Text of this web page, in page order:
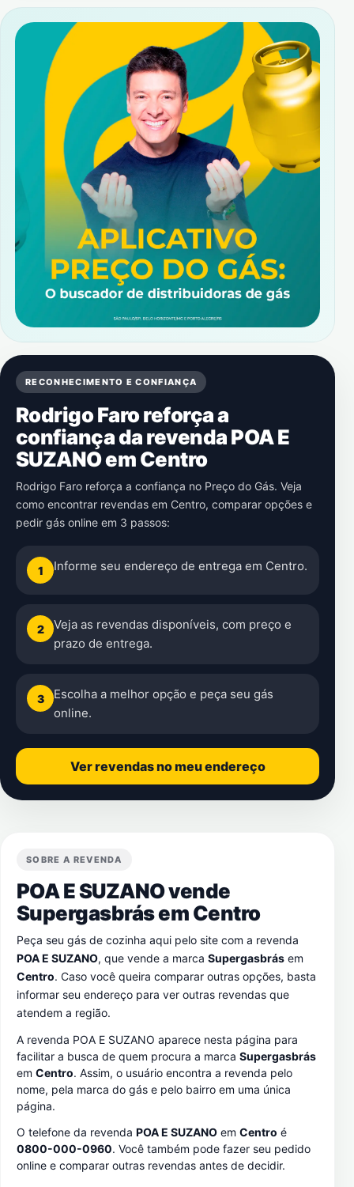
RECONHECIMENTO E CONFIANÇA
Rodrigo Faro reforça a
confiança da revenda POA E
SUZANO em Centro
Rodrigo Faro reforça a confiança no Preço do Gás. Veja
como encontrar revendas em Centro, comparar opções e
pedir gás online em 3 passos:
1 Informe seu endereço de entrega em Centro.
2
Veja as revendas disponíveis, com preço e
prazo de entrega.
3
Escolha a melhor opção e peça seu gás
online.
Ver revendas no meu endereço
SOBRE A REVENDA
POA E SUZANO vende
Supergasbrás emCentro
Peça seu gás de cozinha aqui pelo site com a revenda
POA E SUZANO, que vende a marca Supergasbrás em
Centro. Caso você queira comparar outras opções, basta
informar seu endereço para ver outras revendas que
atendem a região.
A revenda POA E SUZANO aparece nesta página para
facilitar a busca de quem procura a marca Supergasbrás
em Centro. Assim, o usuário encontra a revenda pelo
nome, pela marca do gás e pelo bairro em uma única
página.
O telefone da revenda POA E SUZANO em Centro é
0800-000-0960. Você também pode fazer seu pedido
online e comparar outras revendas antes de decidir.